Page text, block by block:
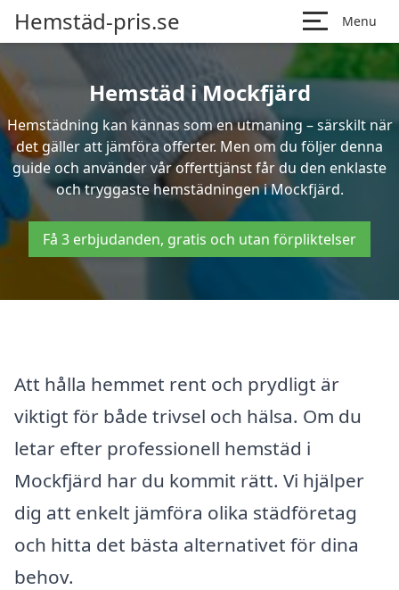
Hemstäd-pris.se Menu
Hemstäd i Mockfjärd
Hemstädning kan kännas som en utmaning – särskilt när
det gäller att jämföra offerter. Men om du följer denna
guide och använder vår offerttjänst får du den enklaste
och tryggaste hemstädningen i Mockfjärd.
Få 3 erbjudanden, gratis och utan förpliktelser
Att hålla hemmet rent och prydligt är
viktigt för både trivsel och hälsa. Om du
letar efter professionell hemstäd i
Mockfjärd har du kommit rätt. Vi hjälper
dig att enkelt jämföra olika städföretag
och hitta det bästa alternativet för dina
behov.